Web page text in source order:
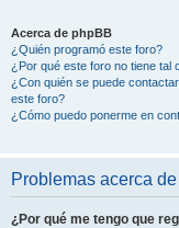
Acerca de phpBB
¿Quién programó este foro?
¿Por qué este foro no tiene tal
¿Con quién se puede
este foro?
¿Cómo puedo ponerme en
Problemas acerca
¿Por qué me tengo que